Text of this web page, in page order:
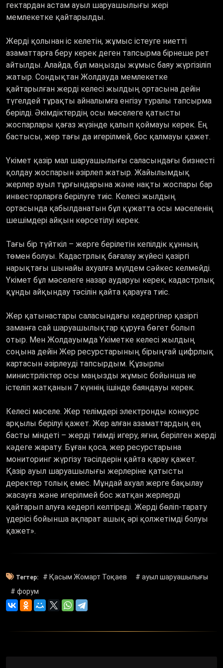
гектардан астам ауыл шаруашылығы жері
мемлекетке қайтарылды.
Жерді қолынан іс келетін, жұмыс істеуге ниетті
азаматтарға беру керек деген тапсырма бірнеше рет
айтылды. Алайда, бұл маңызды жұмыс баяу жүргізіліп
жатыр. Сондықтан Жолдауда мемлекетке
қайтарылған жерді келесі жылдың ортасына дейін
түгелдей тұрақты айналымға енгізу туралы тапсырма
берілді. Әкімдіктердің осы мәселеге қатысты
жоспарлары қағаз жүзінде қалып қоймауы керек. Ең
бастысы, жер тағы да игерілмей, бос қалмауы қажет.
Үкімет қазір мал шаруашылығы саласындағы бизнесті
қолдау жоспарын әзірлеп жатыр. Жайылымдық
жерлер ауыл тұрғындарына және нақты жоспары бар
инвесторларға берілуге тиіс. Келесі жылдың
ортасында қабылданатын бұл құжатта осы мәселенің
шешімдері айқын көрсетілуі керек.
Тағы бір түйткіл – жерге берілетін кепілдік құнның
төмен болуы. Кадастрлық бағалау жүйесі қазіргі
нарықтағы шынайы ахуалға мүлдем сәйкес келмейді.
Үкімет бұл мәселеге назар аударуы керек, кадастрлық
құнды айқындау тәсілін қайта қарауға тиіс.
Жер қатынастары саласындағы кедергілер қазіргі
заманға сай шаруашылықтар құруға бөгет болып
отыр. Мен Жолдауымда Үкіметке келесі жылдың
соңына дейін Жер ресурстарының бірыңғай цифрлық
картасын әзірлеуді тапсырдым. Құзырлы
министрліктер осы маңызды жұмыс бойынша не
істеліп жатқанын 7 күннің ішінде баяндауы керек.
Келесі мәселе. Жер телімдері электронды конкурс
арқылы берілуі қажет. Жер алған азаматтардың ең
басты міндеті – жерді тиімді игеру, яғни, берілген жерді
кәдеге жарату. Бұған қоса, жер ресурстарына
мониторинг жүргізу тәсілдерін қайта қарау қажет.
Қазір ауыл шаруашылығы жерлеріне қатысты
деректер толық емес. Мұндай ахуал жерге бақылау
жасауға және игерілмей бос жатқан жерлерді
қайтарып алуға кедергі келтіреді. Жерді бөліп-тарату
үдерісі бойынша ақпарат ашық әрі қолжетімді болуы
қажет».
Тегтер: # Қасым Жомарт Тоқаев
# ауыл шаруашылығы
# форум